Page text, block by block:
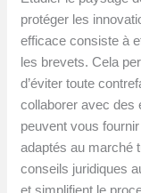
protéger les
efficace consiste à
les brevets. Cela
d’éviter toute
collaborer avec des
peuvent vous
adaptés au marché
conseils juridiques